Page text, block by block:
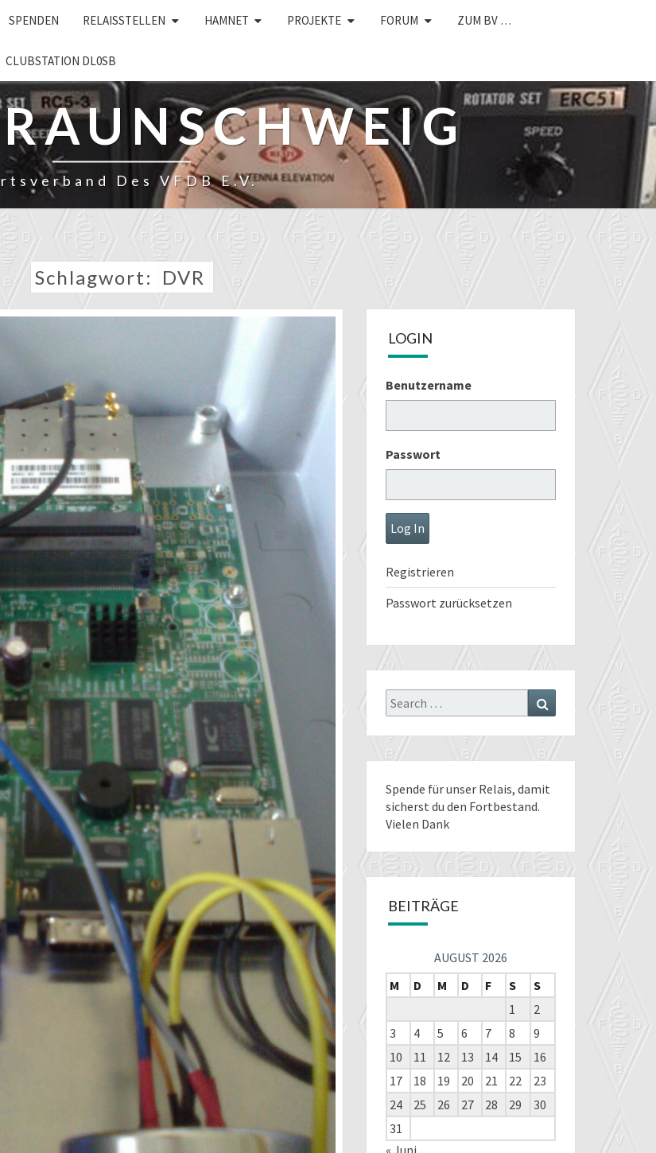
SPENDEN RELAISSTELLEN HAMNET PROJEKTE FORUM ZUM BV …
CLUBSTATION DL0SB
Des VFDB E.V.
Schlagwort: DVR
LOGIN
Benutzername
Passwort
Registrieren
Passwort zurücksetzen
Search
for:
Spende für unser Relais, damit
sicherst du den Fortbestand.
Vielen Dank
BEITRÄGE
AUGUST 2026
M
D M D F S
S
1
2
3
4 5 6 7 8
9
10
11 12 13 14 15
16
17
18 19 20 21 22
23
24
25 26 27 28 29
30
31
« Juni